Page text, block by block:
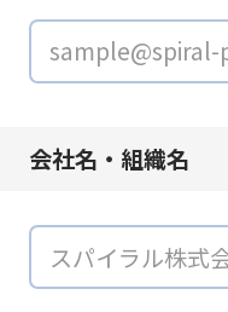
会社名・組織名